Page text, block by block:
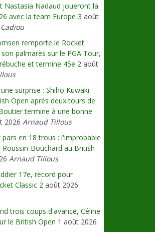
Nastasia Nadaud joueront la
avec la team Europe 3 août
remporte le Rocket
palmarès sur le PGA Tour,
et termine 45e 2 août
surprise : Shiho Kuwaki
Open après deux tours de
termine à une bonne
2026 Arnaud Tillous
pars en 18 trous : l'improbable
Bouchard au British
Arnaud Tillous
17e, record pour
Classic 2 août 2026
trois coups d'avance, Céline
le British Open 1 août 2026